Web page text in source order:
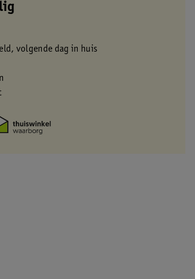
volgende dag in huis